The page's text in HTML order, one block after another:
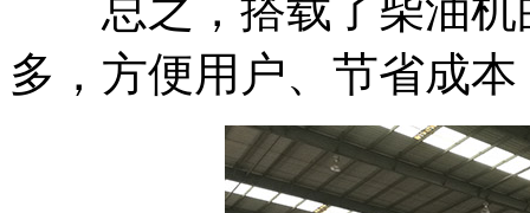
多，方便用户、节省成